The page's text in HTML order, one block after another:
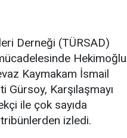
Derneği (TÜRSAD)
Hekimoğlu
Kaymakam İsmail
Gürsoy, Karşılaşmayı
ile çok sayıda
izledi.